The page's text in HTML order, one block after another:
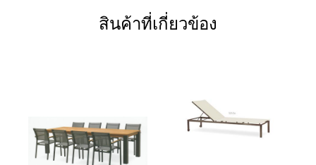
สินค้าที่เกี่ยวข้อง